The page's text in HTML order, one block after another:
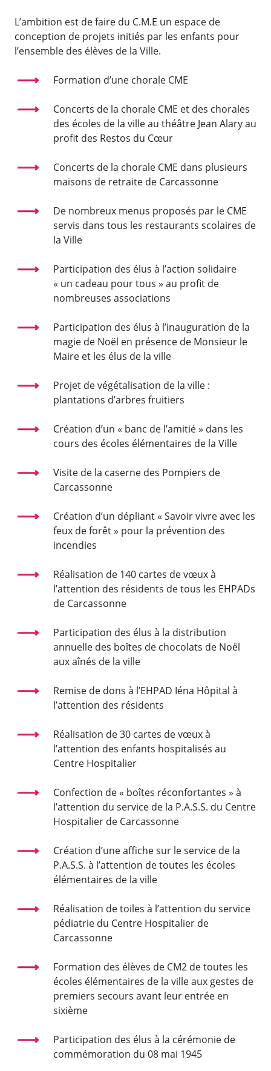
L’ambition est de faire du C.M.E un espace de
conception de projets initiés par les enfants pour
l’ensemble des élèves de la Ville.
Formation d’une chorale CME
Concerts de la chorale CME et des chorales
des écoles de la ville au théâtre Jean Alary au
profit des Restos du Cœur
Concerts de la chorale CME dans plusieurs
maisons de retraite de Carcassonne
De nombreux menus proposés par le CME
servis dans tous les restaurants scolaires de
la Ville
Participation des élus à l’action solidaire
« un cadeau pour tous » au profit de
nombreuses associations
Participation des élus à l’inauguration de la
magie de Noël en présence de Monsieur le
Maire et les élus de la ville
Projet de végétalisation de la ville :
plantations d’arbres fruitiers
Création d’un « banc de l’amitié » dans les
cours des écoles élémentaires de la Ville
Visite de la caserne des Pompiers de
Carcassonne
Création d’un dépliant « Savoir vivre avec les
feux de forêt » pour la prévention des
incendies
Réalisation de 140 cartes de vœux à
l’attention des résidents de tous les EHPADs
de Carcassonne
Participation des élus à la distribution
annuelle des boîtes de chocolats de Noël
aux aînés de la ville
Remise de dons à l’EHPAD Iéna Hôpital à
l’attention des résidents
Réalisation de 30 cartes de vœux à
l’attention des enfants hospitalisés au
Centre Hospitalier
Confection de « boîtes réconfortantes » à
l’attention du service de la P.A.S.S. du Centre
Hospitalier de Carcassonne
Création d’une affiche sur le service de la
P.A.S.S. à l’attention de toutes les écoles
élémentaires de la ville
Réalisation de toiles à l’attention du service
pédiatrie du Centre Hospitalier de
Carcassonne
Formation des élèves de CM2 de toutes les
écoles élémentaires de la ville aux gestes de
premiers secours avant leur entrée en
sixième
Participation des élus à la cérémonie de
commémoration du 08 mai 1945